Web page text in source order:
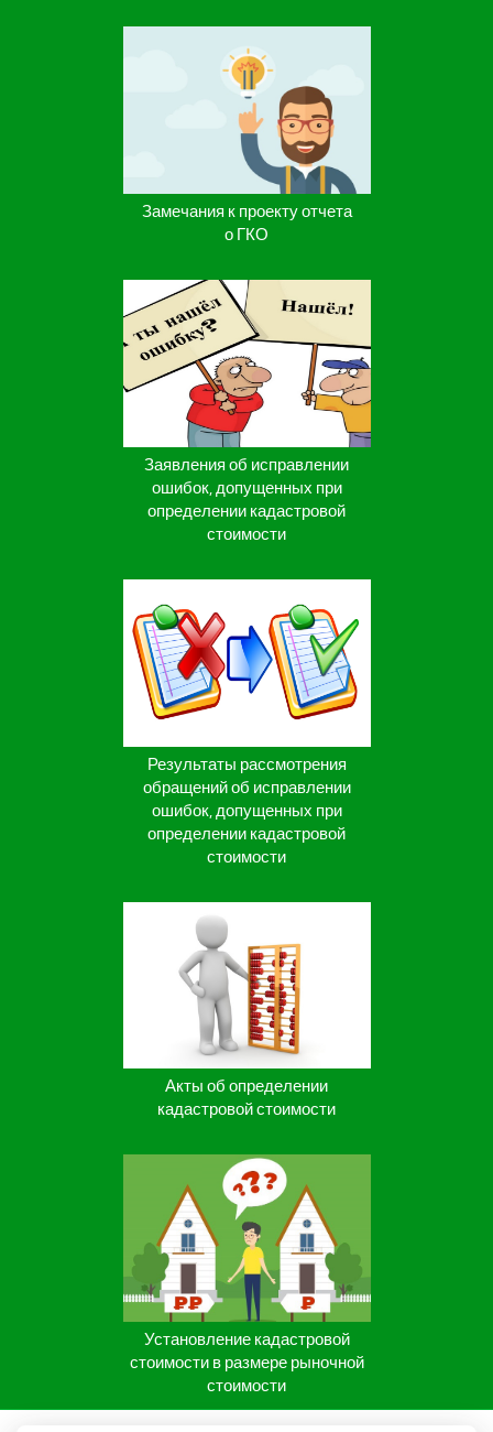
Замечания к проекту отчета
о ГКО
Заявления об исправлении
ошибок, допущенных при
определении кадастровой
стоимости
Результаты рассмотрения
обращений об исправлении
ошибок, допущенных при
определении кадастровой
стоимости
Акты об определении
кадастровой стоимости
Установление кадастровой
стоимости в размере рыночной
стоимости